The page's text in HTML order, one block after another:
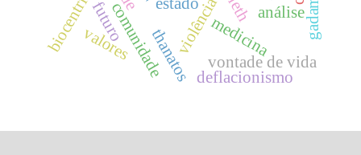
violência
comunidade medicina
thanatos vontade de vida
futuro
valores
análise
deflacionismo